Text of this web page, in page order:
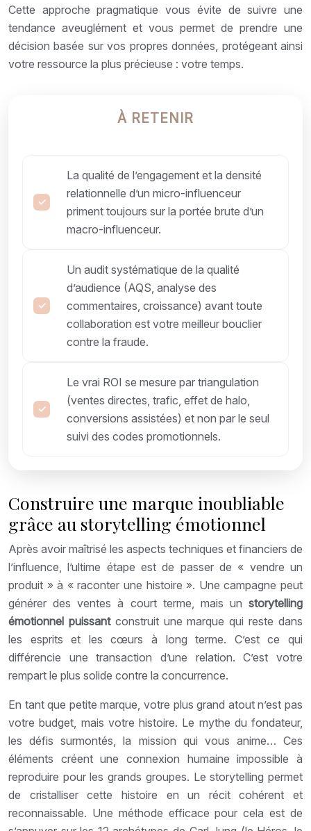
Cette approche pragmatique vous évite de suivre une
tendance aveuglément et vous permet de prendre une
décision basée sur vos propres données, protégeant ainsi
votre ressource la plus précieuse : votre temps.
À RETENIR
La qualité de l’engagement et la densité
relationnelle d’un micro-influenceur
priment toujours sur la portée brute d’un
macro-influenceur.
Un audit systématique de la qualité
d’audience (AQS, analyse des
commentaires, croissance) avant toute
collaboration est votre meilleur bouclier
contre la fraude.
Le vrai ROI se mesure par triangulation
(ventes directes, trafic, effet de halo,
conversions assistées) et non par le seul
suivi des codes promotionnels.
Construire une marque inoubliable
grâce au storytelling émotionnel
Après avoir maîtrisé les aspects techniques et financiers de
l’influence, l’ultime étape est de passer de « vendre un
produit » à « raconter une histoire ». Une campagne peut
générer des ventes à court terme, mais un storytelling
émotionnel puissantconstruit une marque qui reste dans
les esprits et les cœurs à long terme. C’est ce qui
différencie une transaction d’une relation. C’est votre
rempart le plus solide contre la concurrence.
En tant que petite marque, votre plus grand atout n’est pas
votre budget, mais votre histoire. Le mythe du fondateur,
les défis surmontés, la mission qui vous anime… Ces
éléments créent une connexion humaine impossible à
reproduire pour les grands groupes. Le storytelling permet
de cristalliser cette histoire en un récit cohérent et
reconnaissable. Une méthode efficace pour cela est de